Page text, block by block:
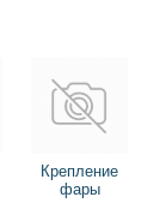
Крепление
фары